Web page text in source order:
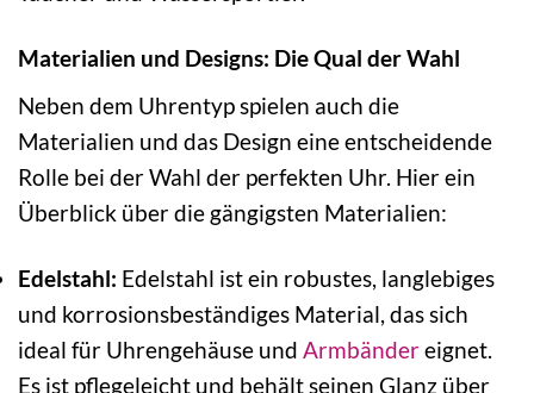
Materialien und Designs: Die Qual der Wahl
Neben dem Uhrentyp spielen auch die
Materialien und das Design eine entscheidende
Rolle bei der Wahl der perfekten Uhr. Hier ein
Überblick über die gängigsten Materialien:
Edelstahl: Edelstahl ist ein robustes, langlebiges
und korrosionsbeständiges Material, das sich
ideal für Uhrengehäuse und Armbändereignet.
Es ist pflegeleicht und behält seinen Glanz über